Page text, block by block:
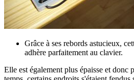
Grâce à ses rebords astucieux,
adhère parfaitement au clavier.
Elle est également plus épaisse et donc